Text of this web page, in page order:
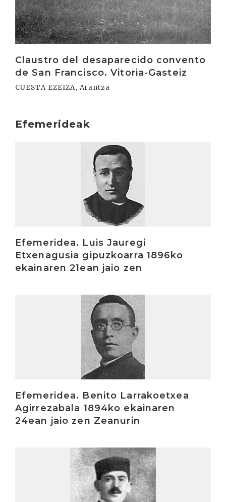
Claustro del desaparecido convento
de San Francisco. Vitoria-Gasteiz
CUESTA EZEIZA, Arantza
Efemerideak
Efemeridea. Luis Jauregi
Etxenagusia gipuzkoarra 1896ko
ekainaren 21ean jaio zen
Efemeridea. Benito Larrakoetxea
Agirrezabala 1894ko ekainaren
24ean jaio zen Zeanurin